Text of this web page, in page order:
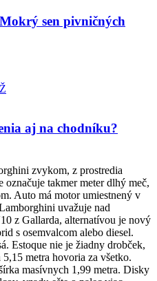
sen pivničných
aj na chodníku?
zvykom, z prostredia
takmer meter dlhý meč,
Auto má motor umiestnený v
uvažuje nad
z Gallarda, alternatívou je nový
s osemvalcom alebo diesel.
Estoque nie je žiadny drobček,
metra hovoria za všetko.
masívnych 1,99 metra. Disky